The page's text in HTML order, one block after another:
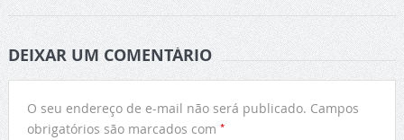
DEIXAR UM COMENTÁRIO
O seu endereço de e-mail não será publicado. Campos
obrigatórios são marcados com *